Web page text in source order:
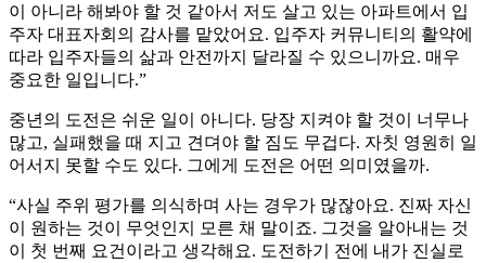
이 아니라 해봐야 할 것 같아서 저도 살고 있는 아파트에서 입
주자 대표자회의 감사를 맡았어요. 입주자 커뮤니티의 활약에
따라 입주자들의 삶과 안전까지 달라질 수 있으니까요. 매우
중요한 일입니다.”
중년의 도전은 쉬운 일이 아니다. 당장 지켜야 할 것이 너무나
많고, 실패했을 때 지고 견뎌야 할 짐도 무겁다. 자칫 영원히 일
어서지 못할 수도 있다. 그에게 도전은 어떤 의미였을까.
“사실 주위 평가를 의식하며 사는 경우가 많잖아요. 진짜 자신
이 원하는 것이 무엇인지 모른 채 말이죠. 그것을 알아내는 것
이 첫 번째 요건이라고 생각해요. 도전하기 전에 내가 진실로